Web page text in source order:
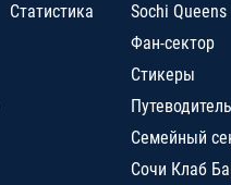
Статистика
Sochi Queens
Фан-сектор
Стикеры
Семейный
Сочи Клаб